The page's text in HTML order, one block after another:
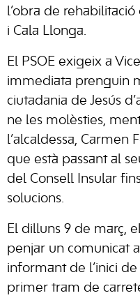
l’obra de rehabilitació
i Cala Llonga.
El PSOE exigeix a
immediata prenguin
ciutadania de Jesús
ne les molèsties,
l’alcaldessa, Carmen
que està passant al
del Consell Insular
solucions.
El dilluns 9 de març,
penjar un comunicat
informant de l’inici
primer tram de